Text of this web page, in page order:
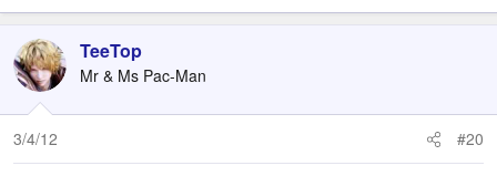
TeeTop
Mr & Ms Pac-Man
3/4/12 #20